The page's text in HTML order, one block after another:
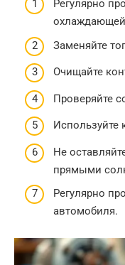
Регулярно
Заменяйте
Очищайте
Проверяйте
Используйте
Не
прямыми
Регулярно
автомобиля.